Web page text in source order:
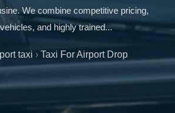
We combine competitive pricing,
and highly trained...
taxi › Taxi For Airport Drop